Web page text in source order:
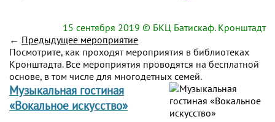
15 сентября 2019 © БКЦ Батискаф. Кронштадт
← Предыдущее мероприятие
Посмотрите, как проходят мероприятия в библиотеках
Кронштадта. Все мероприятия проводятся на бесплатной
основе, в том числе для многодетных семей.
Музыкальная гостиная
«Вокальное искусство»